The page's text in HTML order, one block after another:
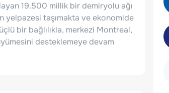
19.500 millik bir demiryolu ağı
taşımakta ve ekonomide
bir bağlılıkla, merkezi Montreal,
desteklemeye devam